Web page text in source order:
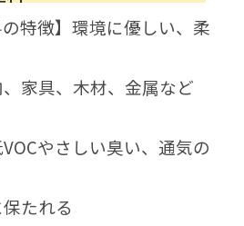
の特徴】環境に優しい、柔
、家具、木材、金属など
やさしい臭い、通気の
たれる